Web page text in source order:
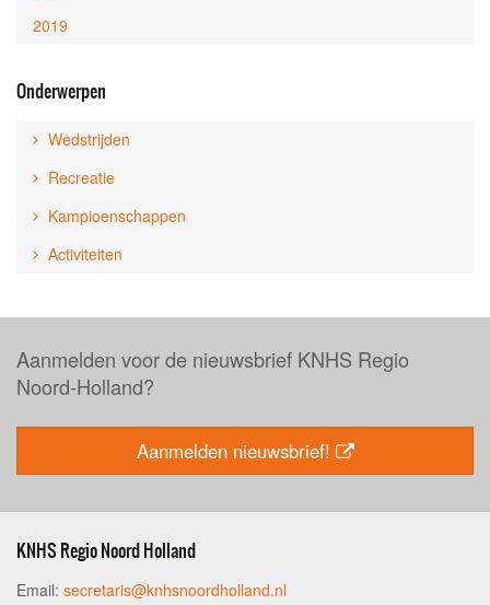
2019
Onderwerpen
Wedstrijden
Recreatie
Kampioenschappen
Activiteiten
Aanmelden voor de nieuwsbrief KNHS Regio
Noord-Holland?
Aanmelden nieuwsbrief!
KNHS Regio Noord Holland
Email: secretaris@knhsnoordholland.nl